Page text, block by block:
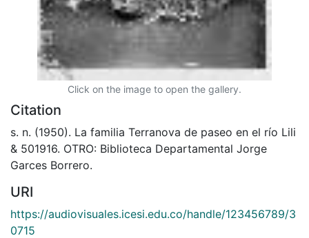
Click on the image to open the gallery.
Citation
s. n. (1950). La familia Terranova de paseo en el río Lili
& 501916. OTRO: Biblioteca Departamental Jorge
Garces Borrero.
URI
https://audiovisuales.icesi.edu.co/handle/123456789/3
0715